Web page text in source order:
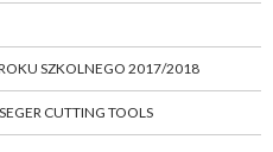
SZKOLNEGO 2017/2018
CUTTING TOOLS